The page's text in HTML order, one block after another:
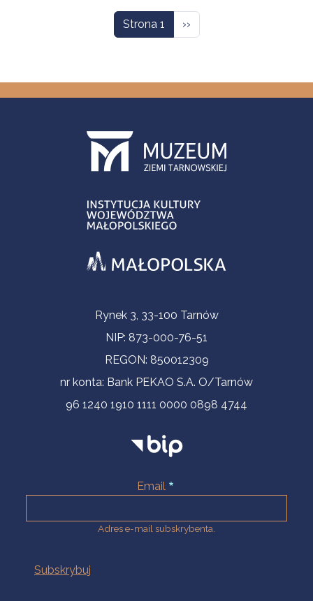
Strona 1 Następna strona
››
Informacje kontaktoweRynek 3, 33-100 Tarnów
NIP: 873-000-76-51
REGON: 850012309
nr konta: Bank PEKAO S.A. O/Tarnów
96 1240 1910 1111 0000 0898 4744
Email
Adres e-mail subskrybenta.